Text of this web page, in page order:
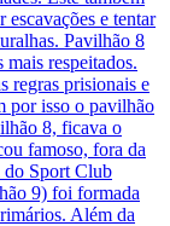
e tentar
Pavilhão 8
respeitados.
regras prisionais e
por isso o pavilhão
8, ficava o
famoso, fora da
do Sport Club
9) foi formada
Além da